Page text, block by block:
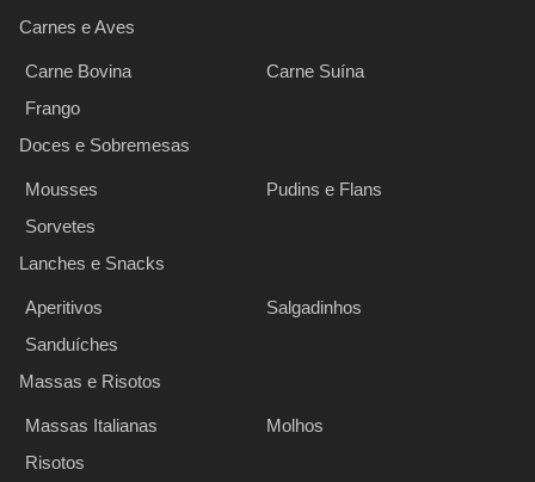
Carnes e Aves
Carne Bovina
Carne Suína
Frango
Doces e Sobremesas
Mousses
Pudins e Flans
Sorvetes
Lanches e Snacks
Aperitivos
Salgadinhos
Sanduíches
Massas e Risotos
Massas Italianas
Molhos
Risotos